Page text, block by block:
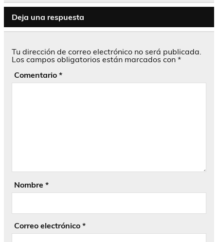
Deja una respuesta
Tu dirección de correo electrónico no será publicada.
Los campos obligatorios están marcados con *
Comentario *
Nombre *
Correo electrónico *